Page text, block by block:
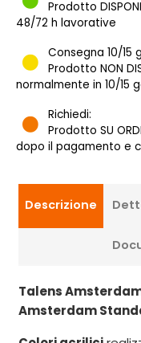
Prodotto
48/72 h lavorative
Consegna 10/15
Prodotto NON
normalmente in 10/15
Richiedi:
Prodotto SU
dopo il pagamento e
Descrizione
Talens
Amsterdam